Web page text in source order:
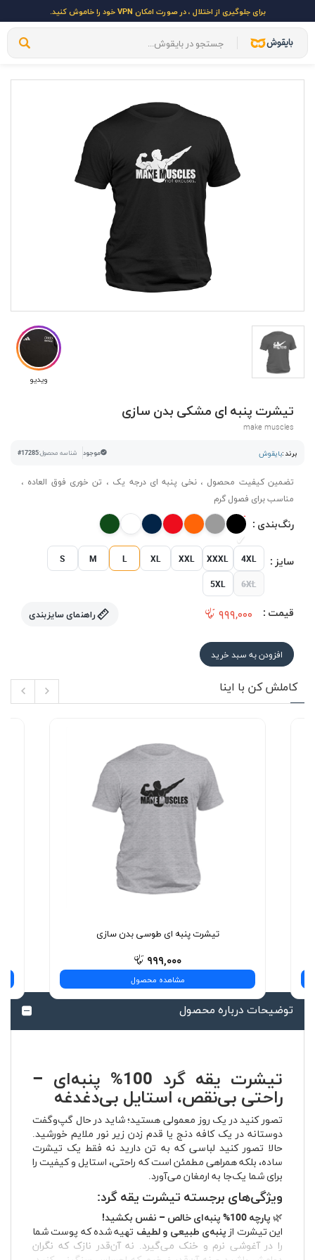
برای جلوگیری از اختلال ، در صورت امکان VPN خود را خاموش کنید.
ویدیو
تیشرت پنبه ای مشکی بدن سازی
make muscles
برند :بایقوش موجود شناسه محصول:#17285
تضمین کیفیت محصول ، نخی پنبه ای درجه یک ، تن خوری فوق العاده ،
مناسب برای فصول گرم
رنگ‌بندی :
سایز : S M L XL XXL XXXL 4XL
5XL 6XL
قیمت : ۹۹۹,۰۰۰ راهنمای سایزبندی
افزودن به سبد خرید
کاملش کن با اینا
تیشرت پنبه ای طوسی بدن سازی
۹۹۹,۰۰۰
مشاهده محصول
توضیحات درباره محصول
تیشرت یقه گرد 100% پنبه‌ای –
راحتی بی‌نقص، استایل بی‌دغدغه
تصور کنید در یک روز معمولی هستید؛ شاید در حال گپ‌وگفت
دوستانه در یک کافه دنج یا قدم زدن زیر نور ملایم خورشید.
حالا تصور کنید لباسی که به تن دارید نه فقط یک تیشرت
ساده، بلکه همراهی مطمئن است که راحتی، استایل و کیفیت را
برای شما یک‌جا به ارمغان می‌آورد.
ویژگی‌های برجسته تیشرت یقه گرد:
🌿 پارچه 100% پنبه‌ای خالص – نفس بکشید!
این تیشرت از پنبه‌ی طبیعی و لطیف تهیه شده که پوست شما
را در آغوشی نرم و خنک می‌گیرد. نه آن‌قدر نازک که نگران